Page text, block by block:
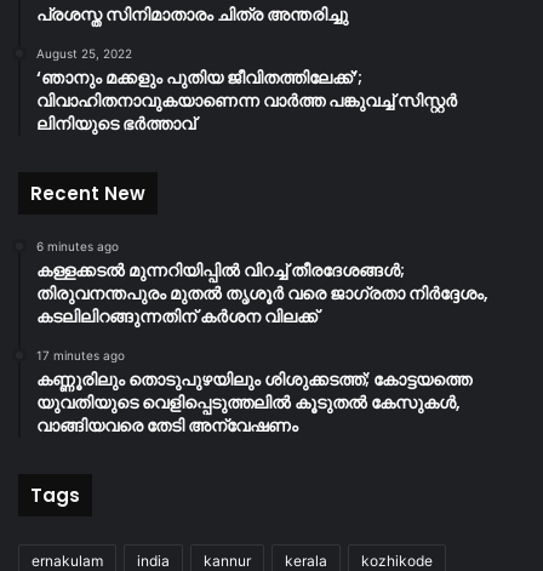
പ്രശസ്ത സിനിമാതാരം ചിത്ര അന്തരിച്ചു
August 25, 2022
‘ഞാനും മക്കളും പുതിയ ജീവിതത്തിലേക്ക്’;
വിവാഹിതനാവുകയാണെന്ന വാർത്ത പങ്കുവച്ച് സിസ്റ്റർ
ലിനിയുടെ ഭർത്താവ്
Recent New
6 minutes ago
കള്ളക്കടൽ മുന്നറിയിപ്പിൽ വിറച്ച് തീരദേശങ്ങൾ;
തിരുവനന്തപുരം മുതൽ തൃശൂർ വരെ ജാഗ്രതാ നിർദ്ദേശം,
കടലിലിറങ്ങുന്നതിന് കര്‍ശന വിലക്ക്
17 minutes ago
കണ്ണൂരിലും തൊടുപുഴയിലും ശിശുക്കടത്ത്; കോട്ടയത്തെ
യുവതിയുടെ വെളിപ്പെടുത്തലിൽ കൂടുതൽ കേസുകൾ,
വാങ്ങിയവരെ തേടി അന്വേഷണം
Tags
ernakulam india kannur kerala kozhikode